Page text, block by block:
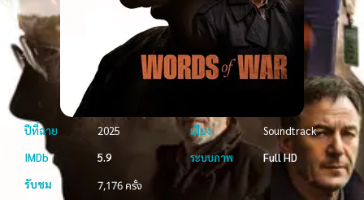
ปีที่ฉาย 2025 เสียง
Soundtrack
IMDb
5.9 ระบบภาพ
Full HD
รับชม
7,176 ครั้ง